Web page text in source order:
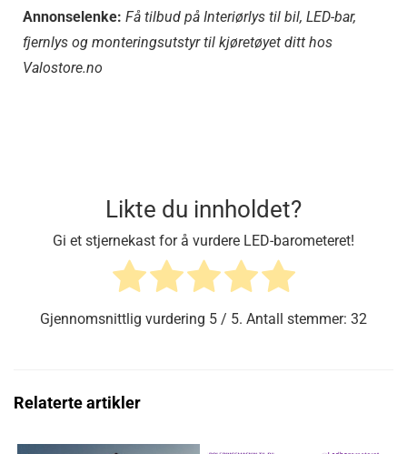
Annonselenke: Få tilbud på Interiørlys til bil, LED-bar,
fjernlys og monteringsutstyr til kjøretøyet ditt hos
Valostore.no
Likte du innholdet?
Gi et stjernekast for å vurdere LED-barometeret!
Gjennomsnittlig vurdering 5 / 5. Antall stemmer: 32
Relaterte artikler